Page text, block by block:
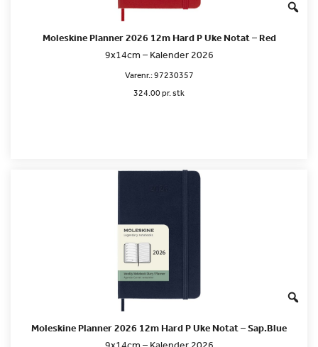
Moleskine Planner 2026 12m Hard P Uke Notat – Red
9x14cm – Kalender 2026
Varenr.:97230357
324.00 pr. stk
Moleskine Planner 2026 12m Hard P Uke Notat – Sap.Blue